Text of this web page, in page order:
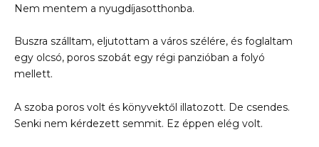
Nem mentem a nyugdíjasotthonba.
Buszra szálltam, eljutottam a város szélére, és foglaltam
egy olcsó, poros szobát egy régi panzióban a folyó
mellett.
A szoba poros volt és könyvektől illatozott. De csendes.
Senki nem kérdezett semmit. Ez éppen elég volt.